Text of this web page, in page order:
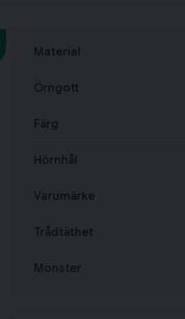
Material
Örngott
Färg
Hörnhål
Varumärke
Trådtäthet
Mönster